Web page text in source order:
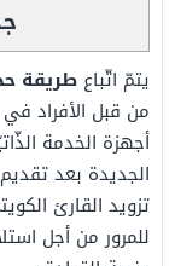
يتمّ اتّباع طريقة
من قبل الأفراد
أجهزة الخدمة
الجديدة بعد
تزويد القارئ
للمرور من أجل